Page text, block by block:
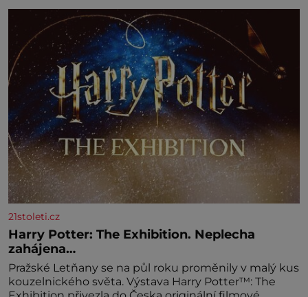
amaretta kakao na posypání Postup: Oddělte
žloutky od bílků. Žloutky vyšlehejte s cukrem do
světlé pěny a postupně do nich vmíchejte
mascarpone, aby vznikl hladký
21stoleti.cz
Harry Potter: The Exhibition. Neplecha
zahájena…
Pražské Letňany se na půl roku proměnily v malý kus
kouzelnického světa. Výstava Harry Potter™: The